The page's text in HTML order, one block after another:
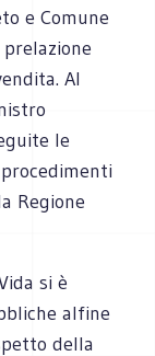
e Comune
Al
le
Regione
si è
alfine
della